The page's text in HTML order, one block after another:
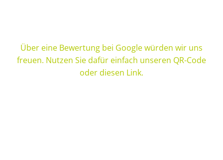
Über eine Bewertung bei Google würden wir uns
freuen. Nutzen Sie dafür einfach unseren QR-Code
oder diesen Link.